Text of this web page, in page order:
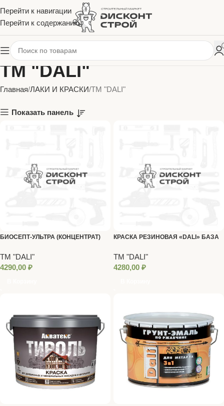
Перейти к навигации
Перейти к содержанию
ТМ "DALI"
Главная ЛАКИ И КРАСКИ ТМ "DALI"
Показать панель
БИОСЕПТ-УЛЬТРА (КОНЦЕНТРАТ)
ТМ "DALI"
4290,00 ₽
КРАСКА РЕЗИНОВАЯ «DALI» БАЗА
ТМ "DALI"
4280,00 ₽